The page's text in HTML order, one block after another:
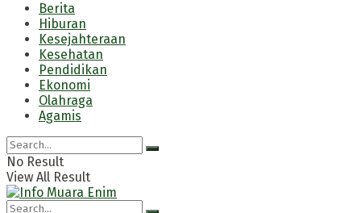
Berita
Hiburan
Kesejahteraan
Kesehatan
Pendidikan
Ekonomi
Olahraga
Agamis
No Result
View All Result